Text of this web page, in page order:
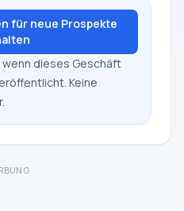
für neue Prospekte
wenn dieses Geschäft
Keine